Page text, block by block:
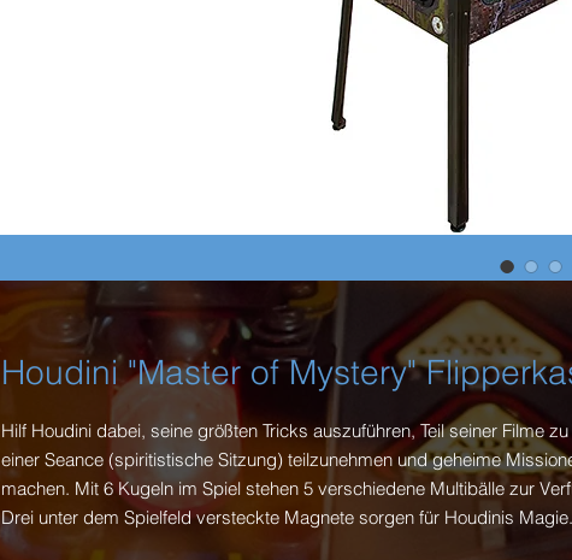
Houdini "Master of Mystery"
Hilf Houdini dabei, seine größten Tricks auszuführen, Teil seiner Filme
einer Seance (spiritistische Sitzung) teilzunehmen und geheime
machen. Mit 6 Kugeln im Spiel stehen 5 verschiedene Multibälle zur
Drei unter dem Spielfeld versteckte Magnete sorgen für Houdinis Magie.